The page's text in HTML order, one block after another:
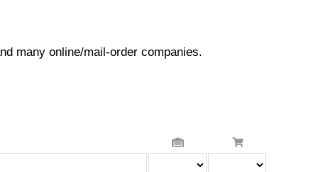
many online/mail-order companies.